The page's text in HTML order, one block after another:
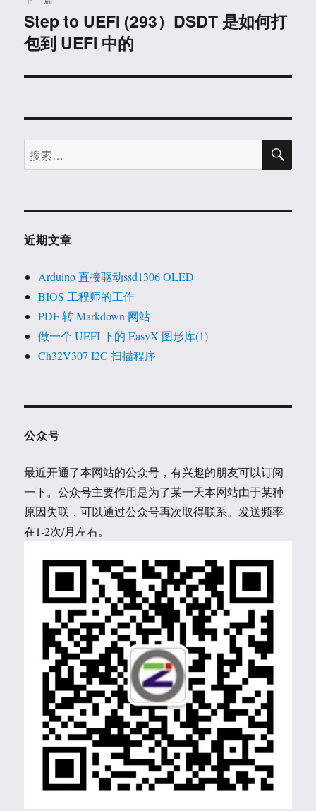
下
篇
章：
Step to UEFI (293）DSDT 是如何打
包到 UEFI 中的
搜
索：
搜
近期文章
Arduino 直接驱动ssd1306 OLED
BIOS 工程师的工作
PDF 转 Markdown 网站
做一个 UEFI 下的 EasyX 图形库(1)
Ch32V307 I2C 扫描程序
公众号
最近开通了本网站的公众号，有兴趣的朋友可以订阅
一下。公众号主要作用是为了某一天本网站由于某种
原因失联，可以通过公众号再次取得联系。发送频率
在1-2次/月左右。